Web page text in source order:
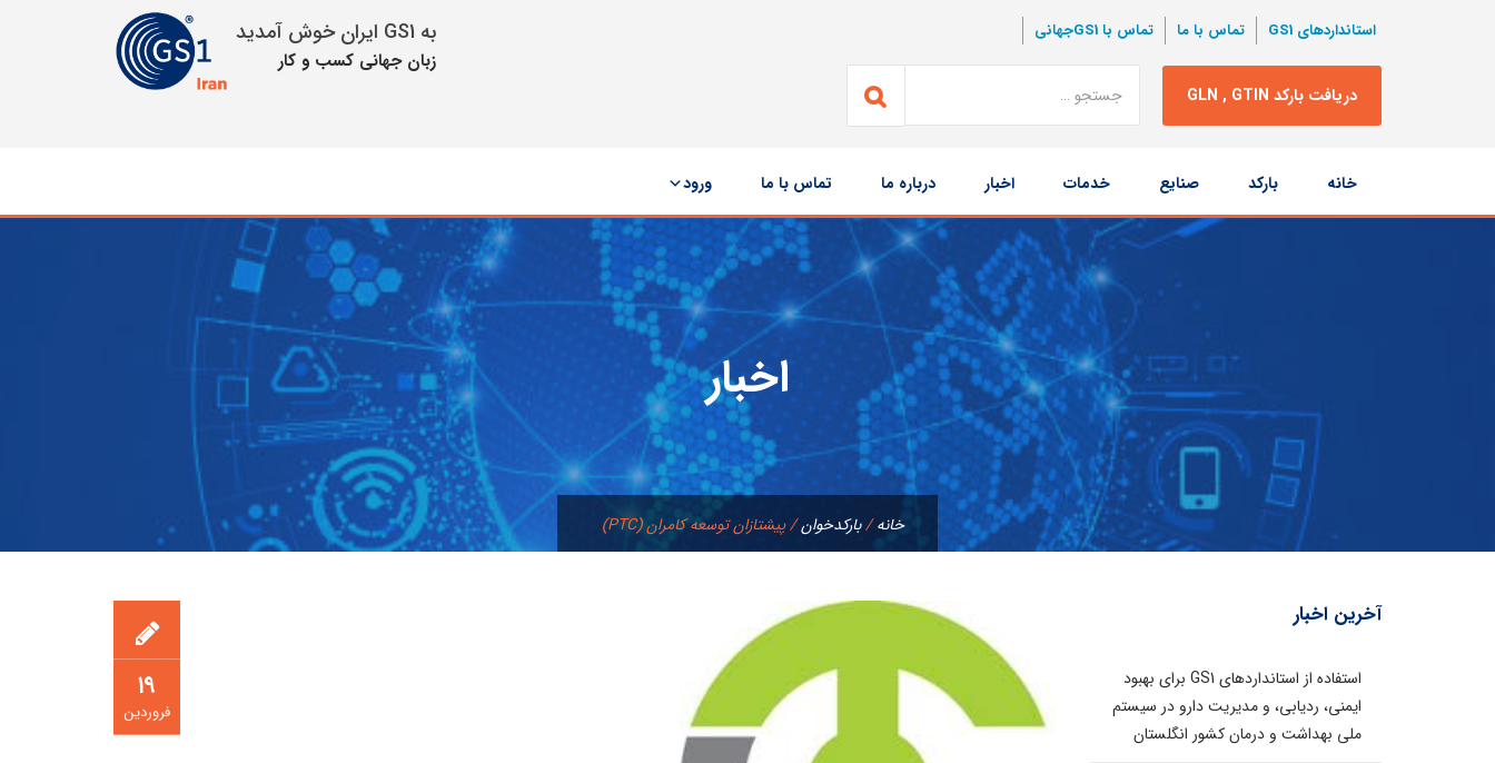
به GS1 ایران خوش آمدید
زبان جهانی كسب و كار
استانداردهای GS1 تماس با ما تماس با GS1جهانی
دریافت بارکد GLN , GTIN
نتبجه
جستجو
محتوا
خانه بارکد صنایع خدمات اخبار درباره ما تماس با ما ورود
اخبار
خانه/بارکدخوان/پیشتازان توسعه کامران (PTC)
۱۹
فروردین
آخرین اخبار
استفاده از استانداردهای GS1 برای بهبود
ایمنی، ردیابی، و مدیریت دارو در سیستم
ملی بهداشت و درمان کشور انگلستان